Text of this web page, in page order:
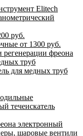
Elitech
руб.
от 1300 руб.
регенерации фреона
труб
для медных труб
течеискатель
электронный
шаровые вентили